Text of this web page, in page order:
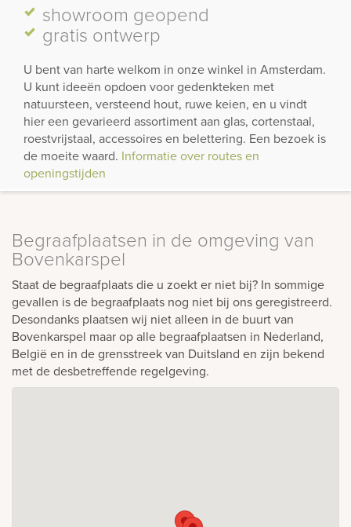
showroom geopend
gratis ontwerp
U bent van harte welkom in onze winkel in Amsterdam.
U kunt ideeën opdoen voor gedenkteken met
natuursteen, versteend hout, ruwe keien, en u vindt
hier een gevarieerd assortiment aan glas, cortenstaal,
roestvrijstaal, accessoires en belettering. Een bezoek is
de moeite waard. Informatie over routes en
openingstijden
Begraafplaatsen in de omgeving van
Bovenkarspel
Staat de begraafplaats die u zoekt er niet bij? In sommige
gevallen is de begraafplaats nog niet bij ons geregistreerd.
Desondanks plaatsen wij niet alleen in de buurt van
Bovenkarspel maar op alle begraafplaatsen in Nederland,
België en in de grensstreek van Duitsland en zijn bekend
met de desbetreffende regelgeving.